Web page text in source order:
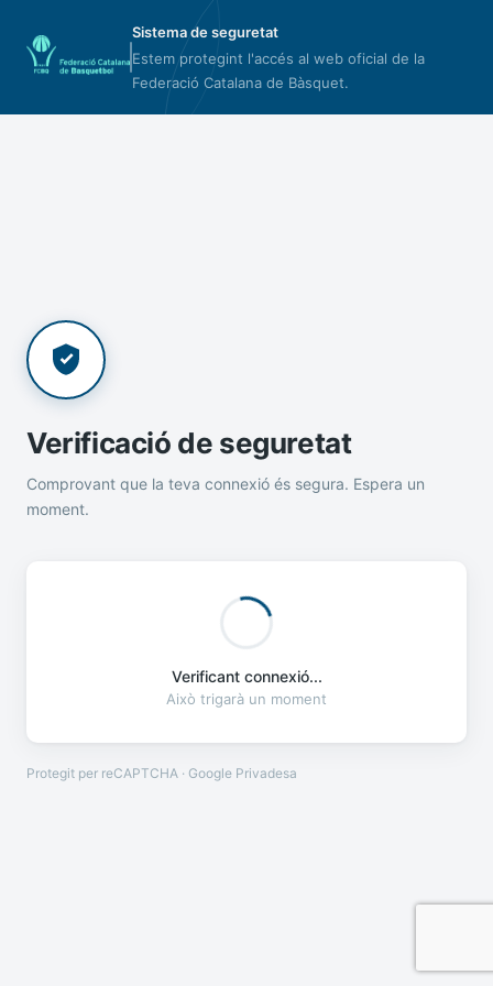
Sistema de seguretat
Estem protegint l'accés al web oficial de la
Federació Catalana de Bàsquet.
Verificació de seguretat
Comprovant que la teva connexió és segura. Espera un
moment.
Verificant connexió...
Això trigarà un moment
Protegit per reCAPTCHA · Google Privadesa